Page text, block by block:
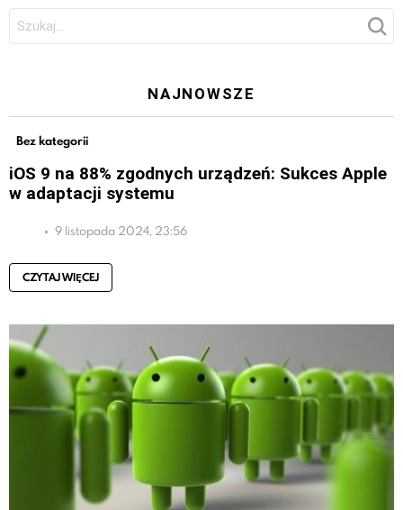
NAJNOWSZE
Bez kategorii
iOS 9 na 88% zgodnych urządzeń: Sukces Apple
w adaptacji systemu
9 listopada 2024, 23:56
CZYTAJ WIĘCEJ